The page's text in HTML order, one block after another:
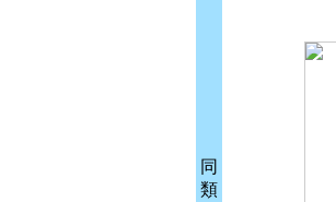
同
類